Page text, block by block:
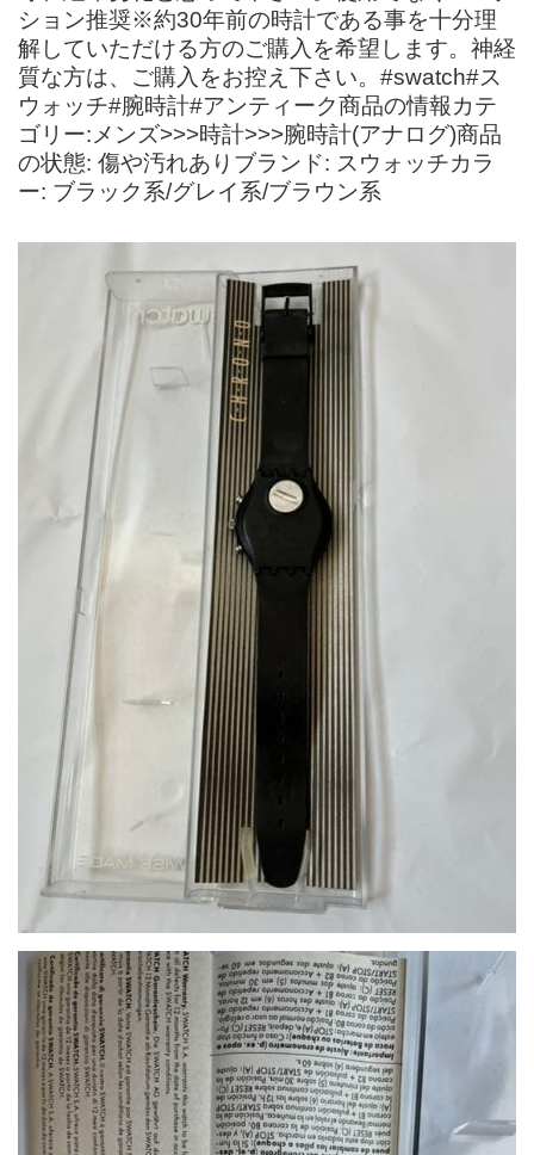
ション推奨※約30年前の時計である事を十分理
解していただける方のご購入を希望します。神経
質な方は、ご購入をお控え下さい。#swatch#ス
ウォッチ#腕時計#アンティーク商品の情報カテ
ゴリー:メンズ>>>時計>>>腕時計(アナログ)商品
の状態: 傷や汚れありブランド: スウォッチカラ
ー: ブラック系/グレイ系/ブラウン系